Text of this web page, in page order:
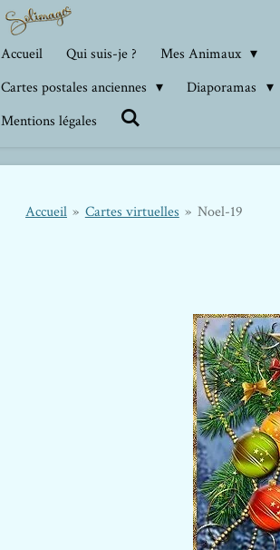
Accueil Qui suis-je ? Mes Animaux
Cartes postales anciennes
Diaporamas
Mentions légales
Accueil » Cartes virtuelles » Noel-19